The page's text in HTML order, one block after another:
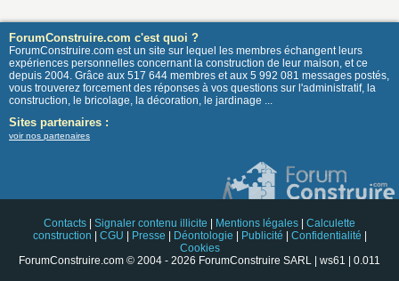
ForumConstruire.com c'est quoi ?
ForumConstruire.com est un site sur lequel les membres échangent leurs
expériences personnelles concernant la construction de leur maison, et ce
depuis 2004. Grâce aux 517 644 membres et aux 5 992 081 messages postés,
vous trouverez forcement des réponses à vos questions sur l'administratif, la
construction, le bricolage, la décoration, le jardinage ...
Sites partenaires :
voir nos partenaires
Contacts Signaler contenu illicite Mentions légales
Calculette
construction
CGU Presse Déontologie Publicité Confidentialité
Cookies
ForumConstruire.com © 2004 - 2026 ForumConstruire SARL | ws61 | 0.011